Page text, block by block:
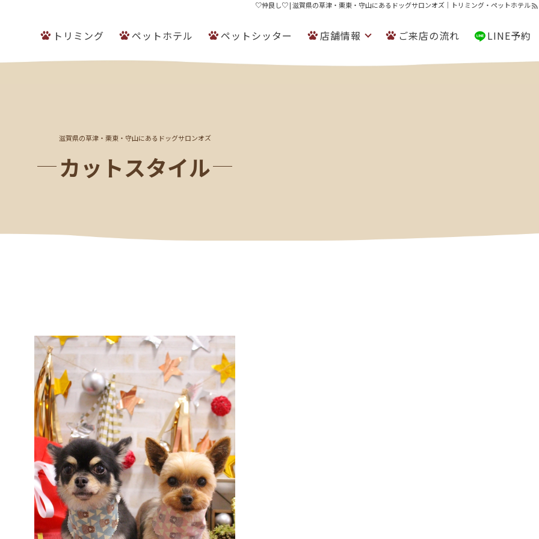
♡仲良し♡ | 滋賀県の草津・栗東・守山にあるドッグサロンオズ｜トリミング・ペットホテル
トリミング ペットホテル ペットシッター 店舗情報 ご来店の流れ LINE予約
滋賀県の草津・栗東・守山にあるドッグサロンオズ
カットスタイル